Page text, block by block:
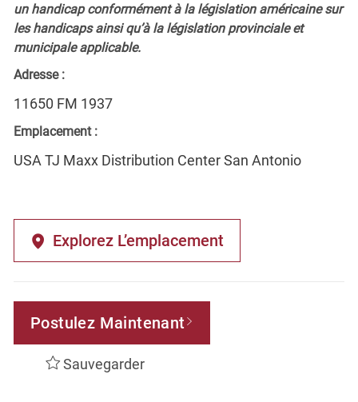
un handicap conformément à la législation américaine sur
les handicaps ainsi qu’à la législation provinciale et
municipale applicable.
Adresse :
11650 FM 1937
Emplacement :
USA TJ Maxx Distribution Center San Antonio
Explorez L’emplacement
Postulez Maintenant
Sauvegarder